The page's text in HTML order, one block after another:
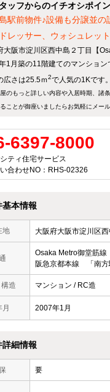
ッフからのイチオシポイ
駅前物件♪設備も分譲並
レッサー、ウォシュレッ
大阪市淀川区西中島２丁目【
1月築の11階建てのマンション
広さは25.5ｍ2で人気の1Kです。
のもっと詳しい内容や入居時期、諸
ことが御座いましたらお気軽にメー
6397-8000
ティ住宅サービス
合わせNO：RHS-02326
基本情報
地 大阪府大阪市淀川区
Osaka Metro御堂筋線
阪急京都本線 「南
造 マンション / RC造
2007年1月
詳細情報
要